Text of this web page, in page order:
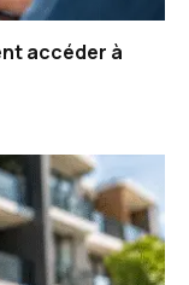
accéder à